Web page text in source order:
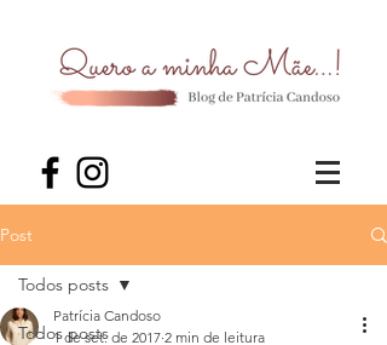
Post
Todos posts
Todos posts
Patrícia Candoso
1 de set. de 2017 2 min de leitura